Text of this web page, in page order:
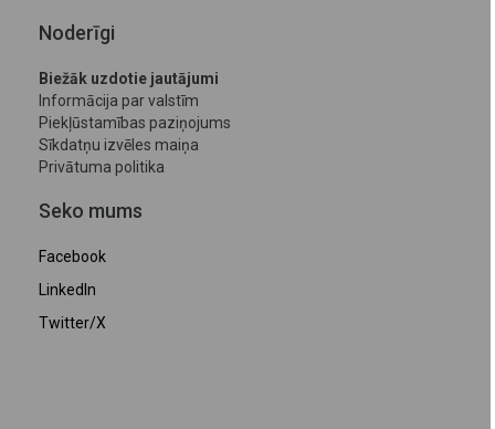
Noderīgi
Biežāk uzdotie jautājumi
Informācija par valstīm
Piekļūstamības paziņojums
Sīkdatņu izvēles maiņa
Privātuma politika
Seko mums
Facebook
LinkedIn
Twitter/X